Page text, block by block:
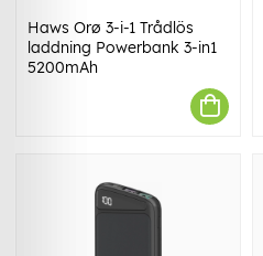
Haws Orø 3-i-1 Trådlös
laddning Powerbank 3-in1
5200mAh